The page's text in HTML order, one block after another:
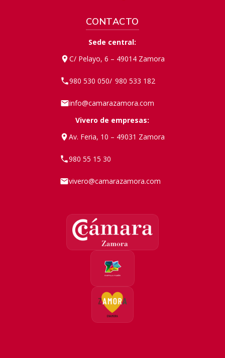
CONTACTO
Sede central:
C/ Pelayo, 6 – 49014 Zamora
980 530 050/ 980 533 182
info@camarazamora.com
Vivero de empresas:
Av. Feria, 10 – 49031 Zamora
980 55 15 30
vivero@camarazamora.com